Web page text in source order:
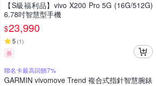
【S級福利品】vivo X200 Pro 5G (16G/512G)
6.78吋智慧型手機
$23,990
5 (1)
券
聯名卡最高回饋7%
GARMIN vivomove Trend 複合式指針智慧腕錶